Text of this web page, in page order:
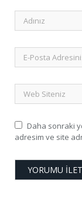
Daha sonraki
adresim ve site